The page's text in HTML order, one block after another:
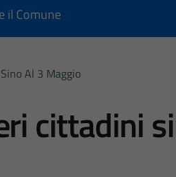
il Comune
Al 3 Maggio
cittadini